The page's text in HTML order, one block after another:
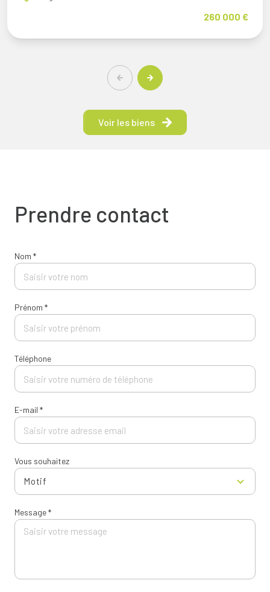
260 000 €
Voir les biens
Prendre contact
Nom *
Prénom *
Téléphone
E-mail *
Vous souhaitez
Motif
Message *